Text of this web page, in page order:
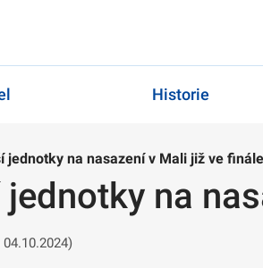
Historie
jednotky na nasazení v Mali již ve finále
na